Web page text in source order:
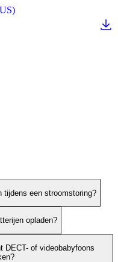
tijdens een stroomstoring?
opladen?
DECT- of videobabyfoons